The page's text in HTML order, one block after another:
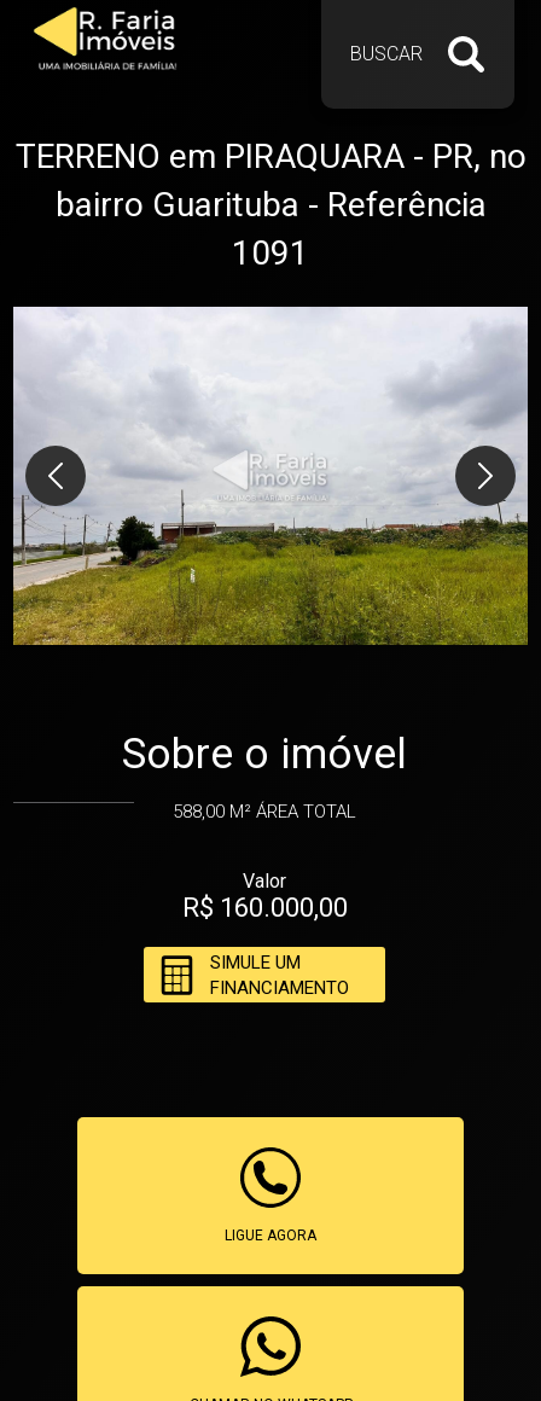
BUSCAR
TERRENO em PIRAQUARA - PR, no
bairro Guarituba - Referência
1091
Sobre o imóvel
588,00 M² ÁREA TOTAL
Valor
R$ 160.000,00
SIMULE UM
FINANCIAMENTO
LIGUE AGORA